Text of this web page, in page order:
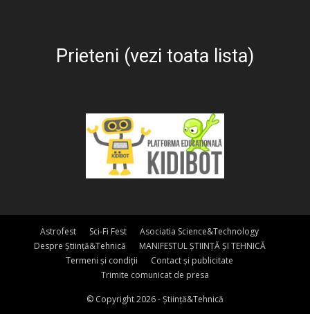
Prieteni (vezi toata lista)
Astrofest Sci-Fi Fest
Asociatia Science&Technology
Despre Știință&Tehnică
MANIFESTUL ȘTIINȚĂ ȘI TEHNICĂ
Termeni și condiții
Contact și publicitate
Trimite comunicat de presa
© Copyright 2026 - Știință&Tehnică